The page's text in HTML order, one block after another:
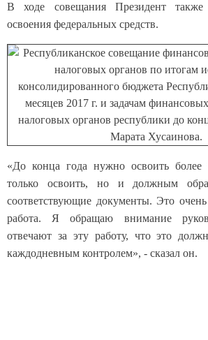
В ходе совещания Президент также
освоения федеральных средств.
«До конца года нужно освоить
только освоить, но и должным
соответствующие документы. Это
работа. Я обращаю внимание
отвечают за эту работу, что это
каждодневным контролем», - сказал он.